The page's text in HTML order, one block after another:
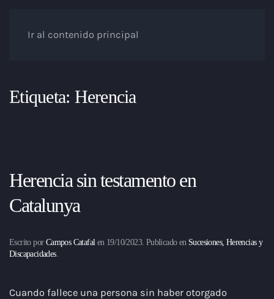
Ir al contenido principal
Etiqueta: Herencia
Herencia sin testamento en
Catalunya
Escrito por Campos Catafalen 19/10/2023. Publicado en Sucesiones, Herencias y
Discapacidades.
Cuando fallece una persona sin haber otorgado